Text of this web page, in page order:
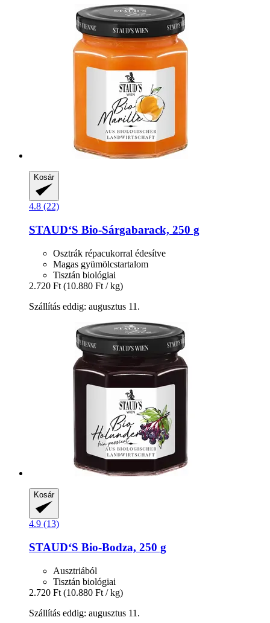
Kosár
4.8 (22)
STAUD‘S Bio-​Sárgabarack, 250 g
Osztrák répacukorral édesítve
Magas gyümölcstartalom
Tisztán biológiai
2.720 Ft (10.880 Ft / kg)
Szállítás eddig: augusztus 11.
Kosár
4.9 (13)
STAUD‘S Bio-​Bodza, 250 g
Ausztriából
Tisztán biológiai
2.720 Ft (10.880 Ft / kg)
Szállítás eddig: augusztus 11.